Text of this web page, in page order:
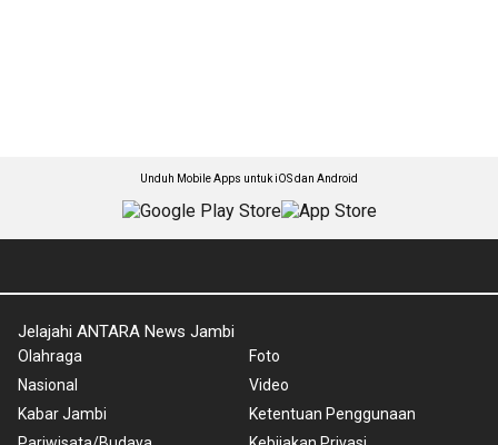
Unduh Mobile Apps untuk iOS dan Android
Jelajahi ANTARA News Jambi
Olahraga
Nasional
Kabar Jambi
Foto
Video
Ketentuan Penggunaan